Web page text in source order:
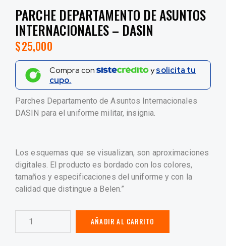
PARCHE DEPARTAMENTO DE ASUNTOS
INTERNACIONALES – DASIN
$25,000
Compra con ysolicita tu
cupo.
Parches Departamento de Asuntos Internacionales
DASIN para el uniforme militar, insignia.
Los esquemas que se visualizan, son aproximaciones
digitales. El producto es bordado con los colores,
tamaños y especificaciones del uniforme y con la
calidad que distingue a Belen.”
AÑADIR AL CARRITO